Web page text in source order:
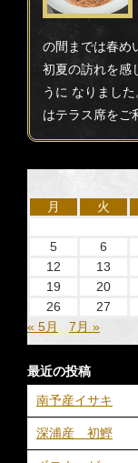
の間までは春め
初夏の訪れを感
うに なりまし
はテラス席をご
月
火
5
6
12
13
19
20
26
27
« 5月
7月 »
最近の投稿
南予産イサキ
深浦産 初鰹